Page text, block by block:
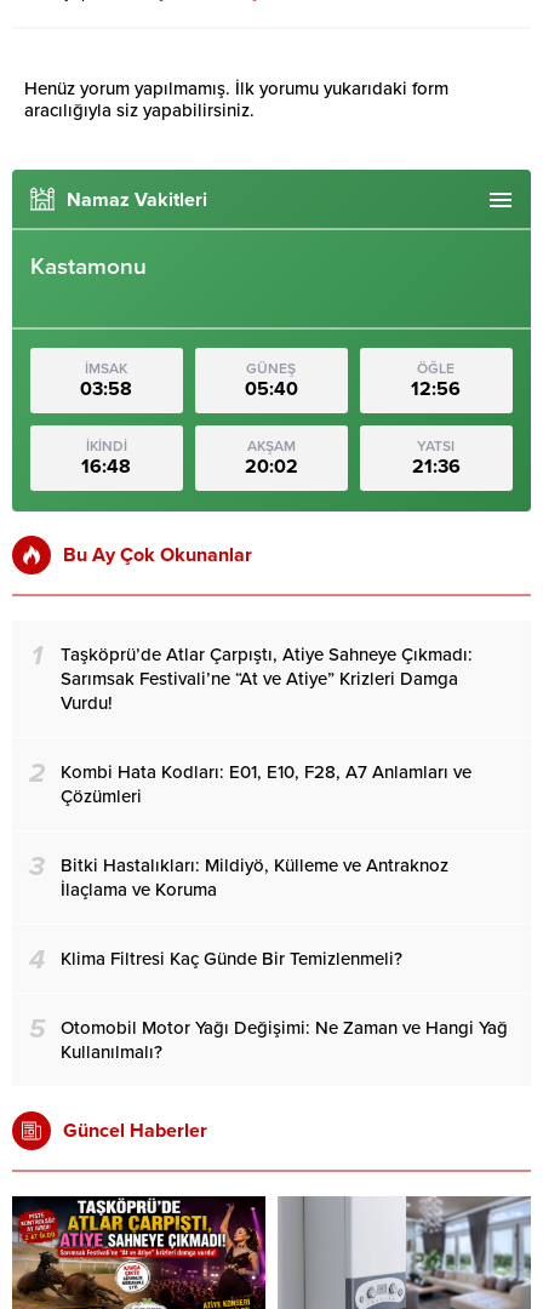
Henüz yorum yapılmamış. İlk yorumu yukarıdaki form
aracılığıyla siz yapabilirsiniz.
Namaz Vakitleri
Kastamonu
İMSAK
03:58
GÜNEŞ
05:40
ÖĞLE
12:56
İKİNDİ
16:48
AKŞAM
20:02
YATSI
21:36
Bu Ay Çok Okunanlar
1
Taşköprü’de Atlar Çarpıştı, Atiye Sahneye Çıkmadı:
Sarımsak Festivali’ne “At ve Atiye” Krizleri Damga
Vurdu!
2
Kombi Hata Kodları: E01, E10, F28, A7 Anlamları ve
Çözümleri
3
Bitki Hastalıkları: Mildiyö, Külleme ve Antraknoz
İlaçlama ve Koruma
4 Klima Filtresi Kaç Günde Bir Temizlenmeli?
5
Otomobil Motor Yağı Değişimi: Ne Zaman ve Hangi Yağ
Kullanılmalı?
Güncel Haberler